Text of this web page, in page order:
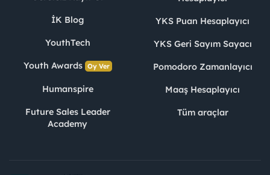
İK Blog
YouthTech
Youth Awards Oy Ver
Humanspire
Future Sales Leader
Academy
YKS Puan Hesaplayıcı
YKS Geri Sayım Sayacı
Pomodoro Zamanlayıcı
Maaş Hesaplayıcı
Tüm araçlar